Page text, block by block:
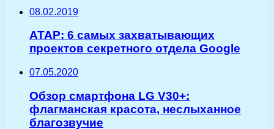
08.02.2019
ATAP: 6 самых захватывающих
проектов секретного отдела Google
07.05.2020
Обзор смартфона LG V30+:
флагманская красота, неслыханное
благозвучие